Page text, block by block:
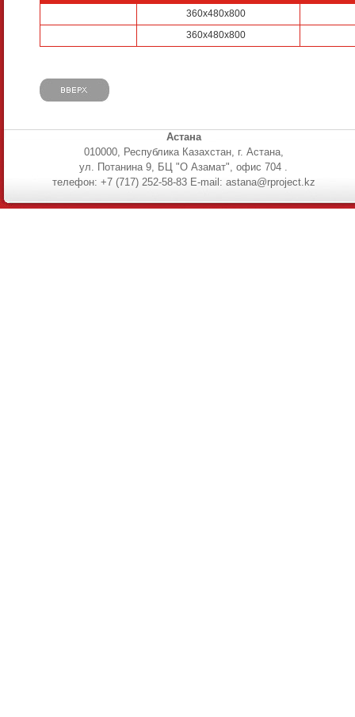
360х480х800
360х480х800
Астана
010000, Республика Казахстан, г. Астана,
ул. Потанина 9, БЦ "О Азамат", офис 704 .
телефон: +7 (717) 252-58-83 E-mail: astana@rproject.kz